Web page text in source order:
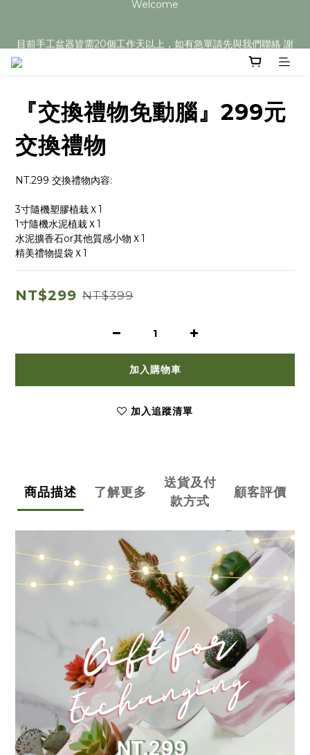
謝您
『交換禮物免動腦』299元
交換禮物
NT.299 交換禮物內容:
3寸隨機塑膠植栽Ｘ1
1寸隨機水泥植栽Ｘ1
水泥擴香石or其他質感小物Ｘ1
精美禮物提袋Ｘ1
NT$299 NT$399
加入購物車
加入追蹤清單
商品描述 了解更多
送貨及付
款方式
顧客評價